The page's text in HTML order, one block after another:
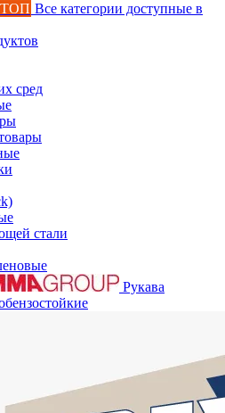
ТОП Все категории доступные в
сред
стали
Рукава